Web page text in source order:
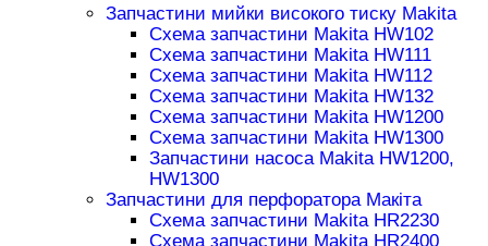
Запчастини мийки високого тиску Makita
Схема запчастини Makita HW102
Схема запчастини Makita HW111
Схема запчастини Makita HW112
Схема запчастини Makita HW132
Схема запчастини Makita HW1200
Схема запчастини Makita HW1300
Запчастини насоса Makita HW1200,
HW1300
Запчастини для перфоратора Макіта
Схема запчастини Makita HR2230
Схема запчастини Makita HR2400